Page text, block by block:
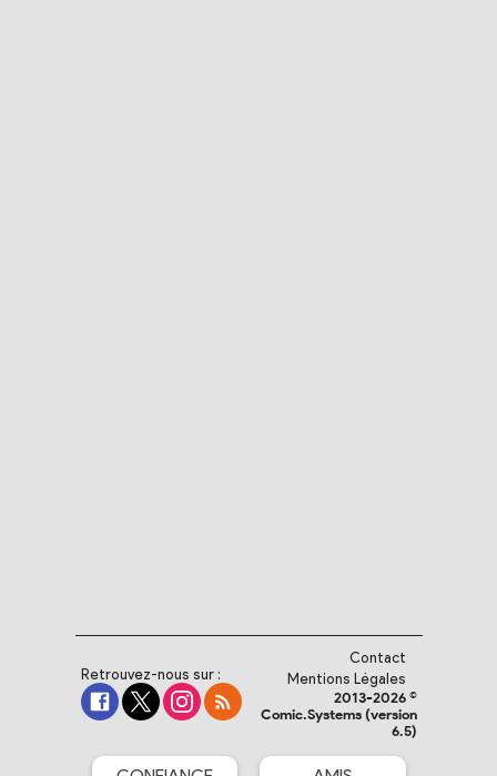
Retrouvez-nous sur :
Contact
Mentions Légales
2013-2026 ©
Comic.Systems (version
6.5)